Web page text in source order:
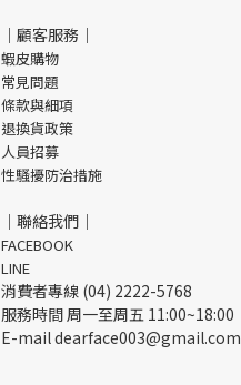
｜顧客服務｜
蝦皮購物
常見問題
條款與細項
退換貨政策
人員招募
性騷擾防治措施
｜聯絡我們｜
FACEBOOK
LINE
消費者專線 (04) 2222-5768
服務時間 周一至周五 11:00~18:00
E-mail dearface003@gmail.com